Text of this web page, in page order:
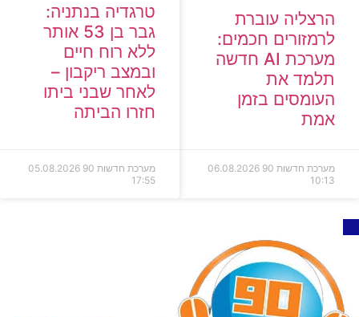
הרצליה עוברת
לרמזורים חכמים:
מערכת AI חדשה
תלמד את
העומסים בזמן
אמת
מערכת חדשות 90
06.08.2026
10:13
טרגדיה בנתניה:
גבר בן 53 אותר
ללא רוח חיים
ובמצב ריקבון –
לאחר שבני ביתו
חזרו הביתה
מערכת חדשות 90
05.08.2026
17:55